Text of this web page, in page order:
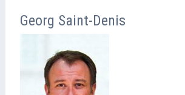
Georg Saint-Denis